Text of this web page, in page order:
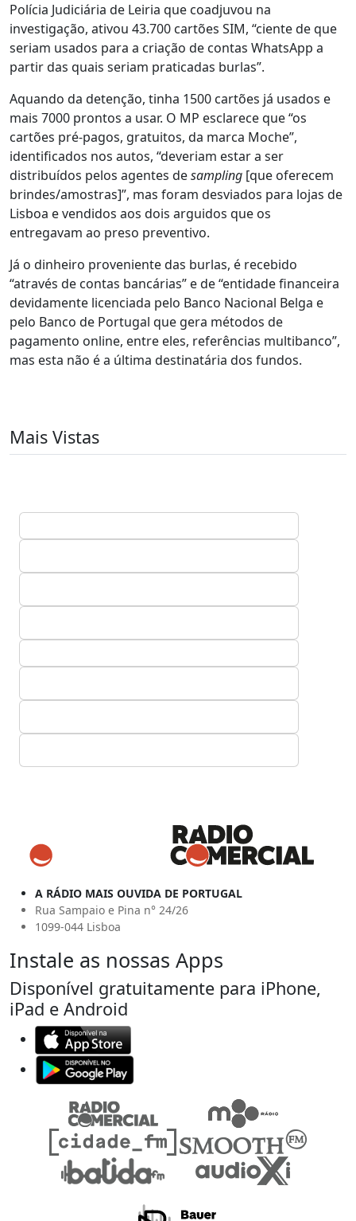
Polícia Judiciária de Leiria que coadjuvou na
investigação, ativou 43.700 cartões SIM, “ciente de que
seriam usados para a criação de contas WhatsApp a
partir das quais seriam praticadas burlas”.
Aquando da detenção, tinha 1500 cartões já usados e
mais 7000 prontos a usar. O MP esclarece que “os
cartões pré-pagos, gratuitos, da marca Moche”,
identificados nos autos, “deveriam estar a ser
distribuídos pelos agentes desampling [que oferecem
brindes/amostras]”, mas foram desviados para lojas de
Lisboa e vendidos aos dois arguidos que os
entregavam ao preso preventivo.
Já o dinheiro proveniente das burlas, é recebido
“através de contas bancárias” e de “entidade financeira
devidamente licenciada pelo Banco Nacional Belga e
pelo Banco de Portugal que gera métodos de
pagamento online, entre eles, referências multibanco”,
mas esta não é a última destinatária dos fundos.
Mais Vistas
A RÁDIO MAIS OUVIDA DE PORTUGAL
Rua Sampaio e Pina n° 24/26
1099-044 Lisboa
Instale as nossas Apps
Disponível gratuitamente para iPhone,
iPad e Android